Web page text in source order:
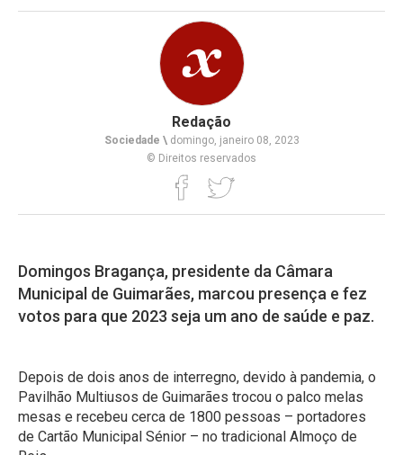
Redação
Sociedade \domingo, janeiro 08, 2023
© Direitos reservados
Domingos Bragança, presidente da Câmara
Municipal de Guimarães, marcou presença e fez
votos para que 2023 seja um ano de saúde e paz.
Depois de dois anos de interregno, devido à pandemia, o
Pavilhão Multiusos de Guimarães trocou o palco melas
mesas e recebeu cerca de 1800 pessoas – portadores
de Cartão Municipal Sénior – no tradicional Almoço de